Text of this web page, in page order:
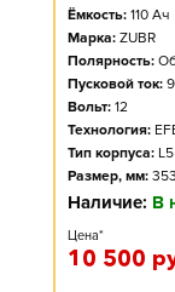
Ёмкость: 110 Ач
Марка: ZUBR
Полярность:
Пусковой ток:
Вольт: 12
Технология:
Тип корпуса:
Размер, мм:
Наличие: В
Цена*
10 500